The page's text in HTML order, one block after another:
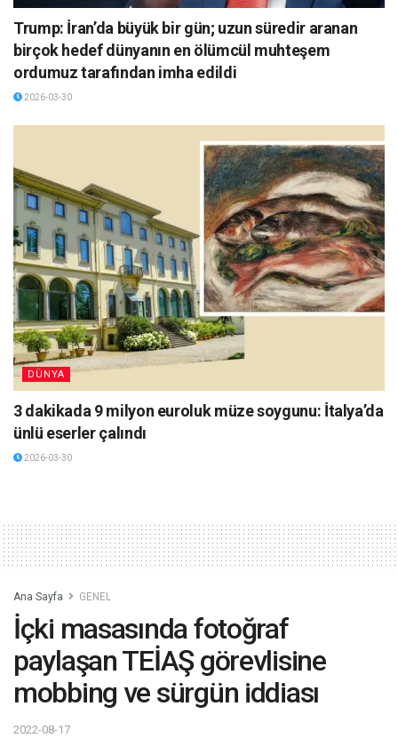
Trump: İran’da büyük bir gün; uzun süredir aranan
birçok hedef dünyanın en ölümcül muhteşem
ordumuz tarafından imha edildi
2026-03-30
DÜNYA
3 dakikada 9 milyon euroluk müze soygunu: İtalya’da
ünlü eserler çalındı
2026-03-30
Ana Sayfa GENEL
İçki masasında fotoğraf
paylaşan TEİAŞ görevlisine
mobbing ve sürgün iddiası
2022-08-17